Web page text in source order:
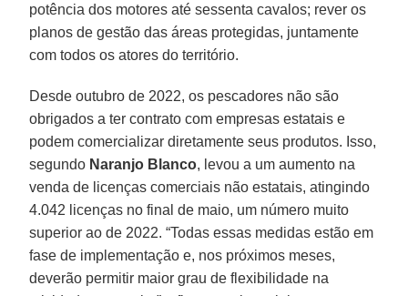
potência dos motores até sessenta cavalos; rever os
planos de gestão das áreas protegidas, juntamente
com todos os atores do território.
Desde outubro de 2022, os pescadores não são
obrigados a ter contrato com empresas estatais e
podem comercializar diretamente seus produtos. Isso,
segundo Naranjo Blanco, levou a um aumento na
venda de licenças comerciais não estatais, atingindo
4.042 licenças no final de maio, um número muito
superior ao de 2022. “Todas essas medidas estão em
fase de implementação e, nos próximos meses,
deverão permitir maior grau de flexibilidade na